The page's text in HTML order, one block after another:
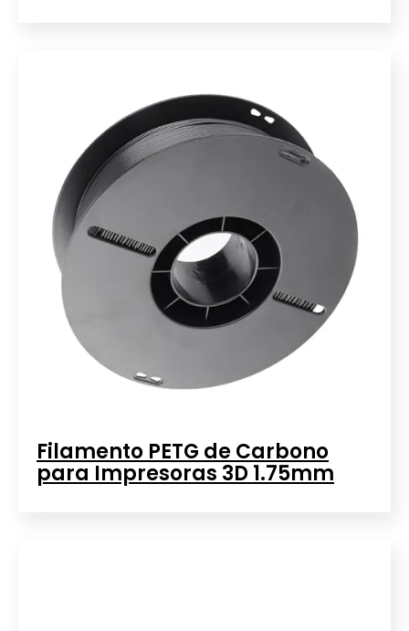
Filamento PETG de Carbono
para Impresoras 3D 1.75mm